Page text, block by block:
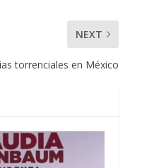
NEXT
torrenciales en México